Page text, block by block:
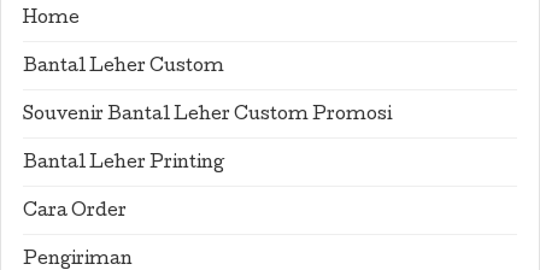
Home
Bantal Leher Custom
Souvenir Bantal Leher Custom Promosi
Bantal Leher Printing
Cara Order
Pengiriman